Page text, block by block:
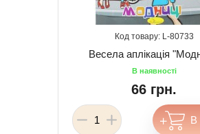
80733
Весела аплікація
66 грн.